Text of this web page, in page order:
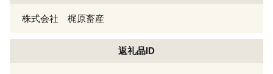
株式会社 梶原畜産
返礼品ID